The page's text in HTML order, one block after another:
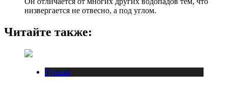
низвергается не отвесно, а под углом.
Читайте также:
Туризм